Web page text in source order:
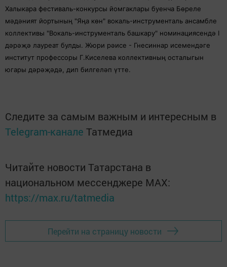
Халыкара фестиваль-конкурсы йомгаклары буенча Бөреле
мәдәният йортының "Яңа көн" вокаль-инструменталь ансамбле
коллективы "Вокаль-инструменталь башкару" номинациясендә I
дәрәҗә лауреат булды. Жюри рәисе - Гнесиннар исемендәге
институт профессоры Г.Киселева коллективның осталыгын
югары дәрәҗәдә, дип билгеләп үтте.
Следите за самым важным и интересным в
Telegram-канале Татмедиа
Читайте новости Татарстана в
национальном мессенджере MАХ:
https://max.ru/tatmedia
Перейти на страницу новости